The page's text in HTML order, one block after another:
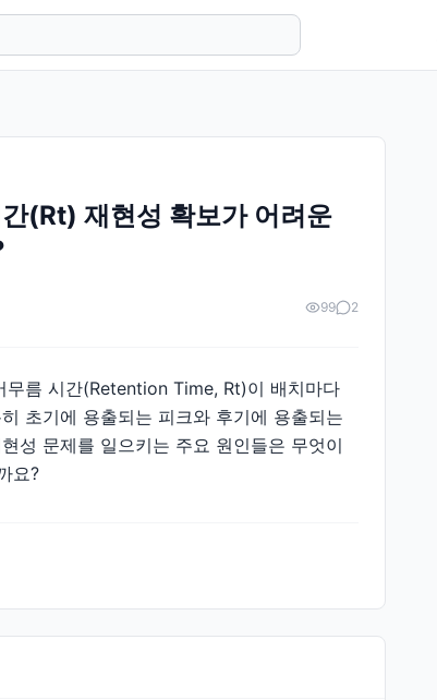
(Rt) 재현성 확보가 어려운
99 2
무름 시간(Retention Time, Rt)이 배치마다
초기에 용출되는 피크와 후기에 용출되는
성 문제를 일으키는 주요 원인들은 무엇이
요?